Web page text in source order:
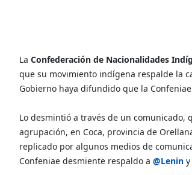
La Confederación de Nacionalidades
que su movimiento indígena respalde la
Gobierno haya difundido que la
Lo desmintió a través de un
agrupación, en Coca, provincia de
replicado por algunos medios de
Confeniae desmiente respaldo a @Lenin y